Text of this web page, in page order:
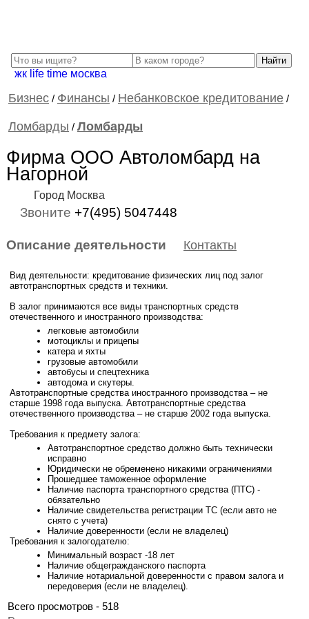
жк life time москва
Бизнес / Финансы / Небанковское кредитование /
Ломбарды / Ломбарды
Фирма ООО Автоломбард на
Нагорной
Город Москва
Звоните +7(495) 5047448
Описание деятельности Контакты
Вид деятельности: кредитование физических лиц под залог
автотранспортных средств и техники.
В залог принимаются все виды транспортных средств
отечественного и иностранного производства:
легковые автомобили
мотоциклы и прицепы
катера и яхты
грузовые автомобили
автобусы и спецтехника
автодома и скутеры.
Автотранспортные средства иностранного производства – не
старше 1998 года выпуска. Автотранспортные средства
отечественного производства – не старше 2002 года выпуска.
Требования к предмету залога:
Автотранспортное средство должно быть технически
исправно
Юридически не обременено никакими ограничениями
Прошедшее таможенное оформление
Наличие паспорта транспортного средства (ПТС) -
обязательно
Наличие свидетельства регистрации ТС (если авто не
снято с учета)
Наличие доверенности (если не владелец)
Требования к залогодателю:
Минимальный возраст -18 лет
Наличие общегражданского паспорта
Наличие нотариальной доверенности с правом залога и
передоверия (если не владелец).
Всего просмотров - 518